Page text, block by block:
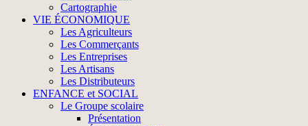
Cartographie
VIE ÉCONOMIQUE
Les Agriculteurs
Les Commerçants
Les Entreprises
Les Artisans
Les Distributeurs
ENFANCE et SOCIAL
Le Groupe scolaire
Présentation